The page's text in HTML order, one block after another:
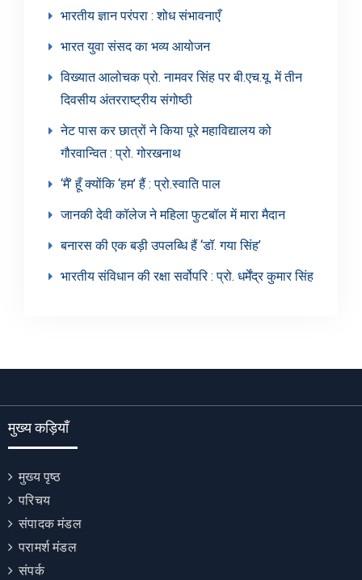
भारतीय ज्ञान परंपरा : शोध संभावनाएँ
भारत युवा संसद का भव्य आयोजन
विख्यात आलोचक प्रो. नामवर सिंह पर बी.एच.यू. में तीन
दिवसीय अंतरराष्ट्रीय संगोष्ठी
नेट पास कर छात्रों ने किया पूरे महाविद्यालय को
गौरवान्वित : प्रो. गोरखनाथ
‘मैं’ हूँ क्योंकि ‘हम’ हैं : प्रो.स्वाति पाल
जानकी देवी कॉलेज ने महिला फुटबॉल में मारा मैदान
बनारस की एक बड़ी उपलब्धि हैं ‘डॉ. गया सिंह’
भारतीय संविधान की रक्षा सर्वोपरि : प्रो. धर्मेंद्र कुमार सिंह
मुख्य कड़ियाँ
मुख्य पृष्ठ
परिचय
संपादक मंडल
परामर्श मंडल
संपर्क